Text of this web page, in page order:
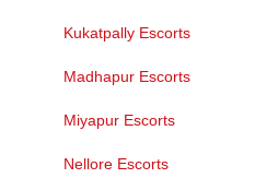
Kukatpally Escorts
Madhapur Escorts
Miyapur Escorts
Nellore Escorts